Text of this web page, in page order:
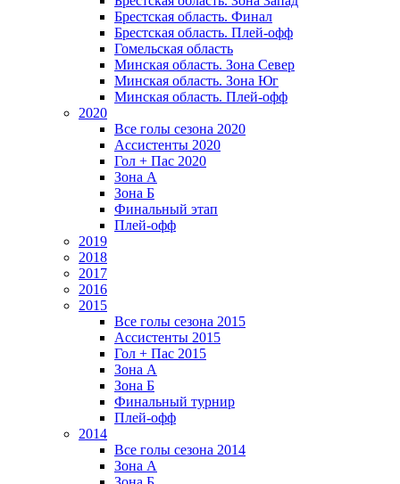
Брестская область. Финал
Брестская область. Плей-офф
Гомельская область
Минская область. Зона Север
Минская область. Зона Юг
Минская область. Плей-офф
2020
Все голы сезона 2020
Ассистенты 2020
Гол + Пас 2020
Зона А
Зона Б
Финальный этап
Плей-офф
2019
2018
2017
2016
2015
Все голы сезона 2015
Ассистенты 2015
Гол + Пас 2015
Зона А
Зона Б
Финальный турнир
Плей-офф
2014
Все голы сезона 2014
Зона А